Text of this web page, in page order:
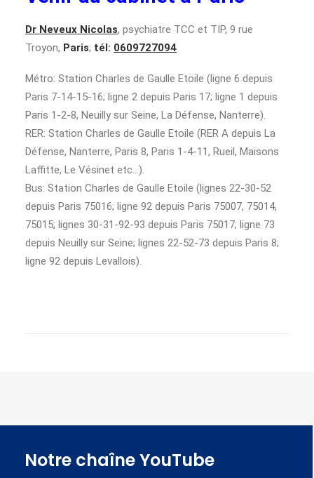
Dr Neveux Nicolas, psychiatre TCC et TIP, 9 rue
Troyon, Paris; tél: 0609727094
Métro: Station Charles de Gaulle Etoile (ligne 6 depuis
Paris 7-14-15-16; ligne 2 depuis Paris 17; ligne 1 depuis
Paris 1-2-8, Neuilly sur Seine, La Défense, Nanterre).
RER: Station Charles de Gaulle Etoile (RER A depuis La
Défense, Nanterre, Paris 8, Paris 1-4-11, Rueil, Maisons
Laffitte, Le Vésinet etc…).
Bus: Station Charles de Gaulle Etoile (lignes 22-30-52
depuis Paris 75016; ligne 92 depuis Paris 75007, 75014,
75015; lignes 30-31-92-93 depuis Paris 75017; ligne 73
depuis Neuilly sur Seine; lignes 22-52-73 depuis Paris 8;
ligne 92 depuis Levallois).
Notre chaîne YouTube